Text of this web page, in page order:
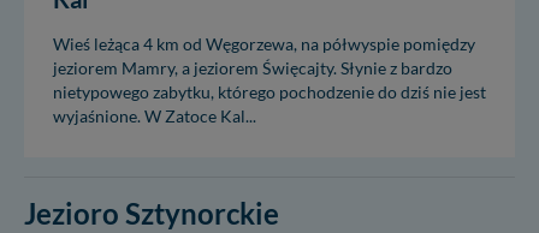
Wieś leżąca 4 km od Węgorzewa, na półwyspie pomiędzy
jeziorem Mamry, a jeziorem Święcajty. Słynie z bardzo
nietypowego zabytku, którego pochodzenie do dziś nie jest
wyjaśnione. W Zatoce Kal...
Jezioro Sztynorckie